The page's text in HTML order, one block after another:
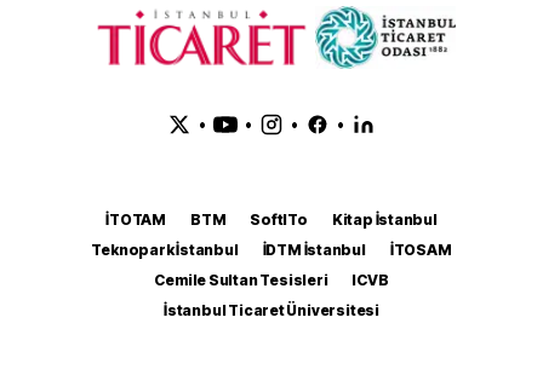
• • • •
İTOTAM BTM SoftITo
Kitap İstanbul
Teknopark İstanbul
İDTM İstanbul
İTOSAM
Cemile Sultan Tesisleri
ICVB
İstanbul Ticaret Üniversitesi